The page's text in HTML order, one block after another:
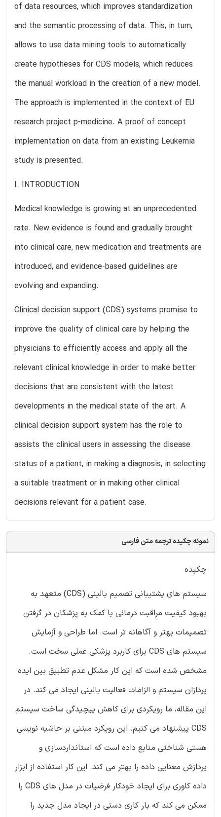
of data resources, which improves standardization
and the semantic processing of data. This, in turn,
allows to use data mining tools to automatically
create hypotheses for CDS models, which reduces
the manual workload in the creation of a new model.
The approach is implemented in the context of EU
research project p-medicine. A proof of concept
implementation on data from an existing Leukemia
study is presented.
I. INTRODUCTION
Medical knowledge is growing at an unprecedented
rate. New evidence is found and gradually brought
into clinical care, new medication and treatments are
introduced, and evidence-based guidelines are
evolving and expanding.
Clinical decision support (CDS) systems promise to
improve the quality of clinical care by helping the
physicians to efficiently access and apply all the
relevant clinical knowledge in order to make better
decisions that are consistent with the latest
developments in the medical state of the art. A
clinical decision support system has the role to
assists the clinical users in assessing the disease
status of a patient, in making a diagnosis, in selecting
a suitable treatment or in making other clinical
decisions relevant for a patient case.
نمونه چکیده ترجمه متن فارسی
چکیده
سیستم های پشتیبانی تصمیم بالینی (CDS) متعهد به
بهبود کیفیت مراقبت درمانی با کمک به پزشکان در گرفتن
تصمیمات بهتر و آگاهانه تر است. اما طراحی و آزمایش
سیستم های CDS برای کاربرد پزشکی عملی سخت است.
مشخص شده است که این کار مشکل عدم تطبیق بین ایده
پردازان سیستم و الزامات فعالیت بالینی ایجاد می کند. در
این مقاله، ما رویکردی برای کاهش پیچیدگی ساخت سیستم
CDS پیشنهاد می کنیم. این رویکرد مبتنی بر حاشیه نویسی
هستی شناختی منابع داده است که استانداردسازی و
پردازش معنایی داده را بهتر می کند. این کار استفاده از ابزار
داده کاوری برای ایجاد خودکار فرضیات در مدل های CDS را
ممکن می کند که بار کاری دستی در ایجاد مدل جدید را